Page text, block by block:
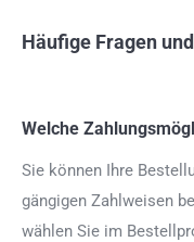
Häufige Fragen
Welche
Sie können Ihre
gängigen Zahlweisen
wählen Sie im